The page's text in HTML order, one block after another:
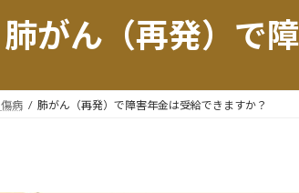
肺がん（再発）で
傷病 肺がん（再発）で障害年金は受給できますか？